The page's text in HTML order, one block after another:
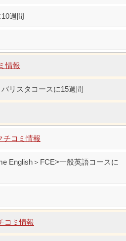
週間
情報
リスタコースに15週間
チコミ情報
English＞FCE>一般英語コースに
コミ情報